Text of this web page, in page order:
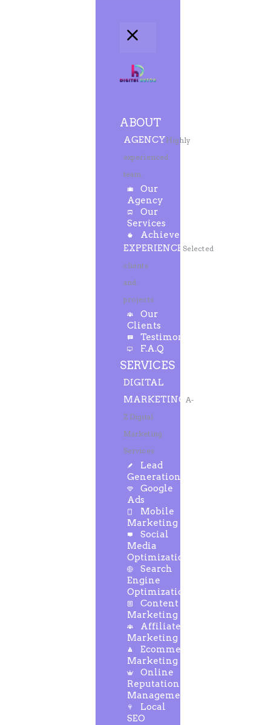
ABOUT
AGENCYHighly
experienced
team
Our
Agency
Our
Services
Achievements
EXPERIENCE Selected
clients
and
projects
Our
Clients
Testimonials
F.A.Q
SERVICES
DIGITAL
MARKETING A-
Z Digital
Marketing
Services
Lead
Generation
Google
Ads
Mobile
Marketing
Social
Media
Optimization
Search
Engine
Optimization
Content
Marketing
Affiliate
Marketing
Ecommerce
Marketing
Online
Reputation
Management
Local
SEO